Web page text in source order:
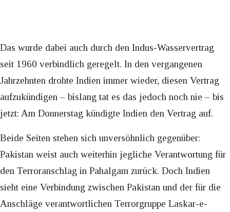
Das wurde dabei auch durch den Indus-Wasservertrag
seit 1960 verbindlich geregelt. In den vergangenen
Jahrzehnten drohte Indien immer wieder, diesen Vertrag
aufzukündigen – bislang tat es das jedoch noch nie – bis
jetzt: Am Donnerstag kündigte Indien den Vertrag auf.
Beide Seiten stehen sich unversöhnlich gegenüber:
Pakistan weist auch weiterhin jegliche Verantwortung für
den Terroranschlag in Pahalgam zurück. Doch Indien
sieht eine Verbindung zwischen Pakistan und der für die
Anschläge verantwortlichen Terrorgruppe Laskar-e-